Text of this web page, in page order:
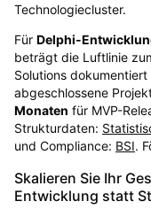
Technologiecluster.
Für Delphi-
beträgt die Luftlinie
Solutions dokumentiert
abgeschlossene
Monaten für MVP-
Strukturdaten:
und Compliance: BSI.
Skalieren Sie Ihr
Entwicklung statt